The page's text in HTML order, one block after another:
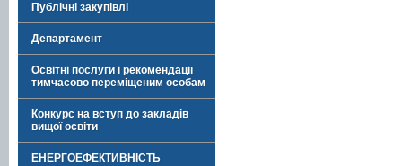
Публічні закупівлі
Департамент
Освітні послуги і рекомендації
тимчасово переміщеним особам
Конкурс на вступ до закладів
вищої освіти
ЕНЕРГОЕФЕКТИВНІСТЬ